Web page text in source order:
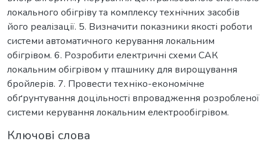
локального обігріву та комплексу технічних засобів
його реалізації. 5. Визначити показники якості роботи
системи автоматичного керування локальним
обігрівом. 6. Розробити електричні схеми САК
локальним обігрівом у пташнику для вирощування
бройлерів. 7. Провести техніко-економічне
обґрунтування доцільності впровадження розробленої
системи керування локальним електрообігрівом.
Ключові слова